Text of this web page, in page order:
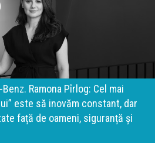
Ramona Pîrlog: Cel mai
este să inovăm constant, dar
față de oameni, siguranță și